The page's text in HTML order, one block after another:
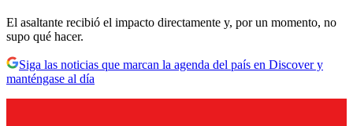
El asaltante recibió el impacto directamente y, por un momento, no
supo qué hacer.
Siga las noticias que marcan la agenda del país en Discover y
manténgase al día